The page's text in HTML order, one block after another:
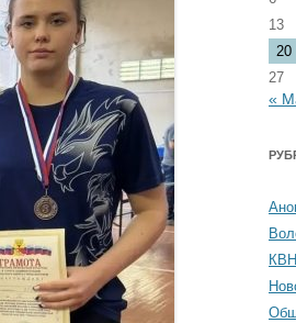
«отлично»
Именные стипендии
Материальная поддержка студентов
Профилактика
Террористическая
студентам
Безопасность. Памятка
отрядов
13
20
27
«
КВН